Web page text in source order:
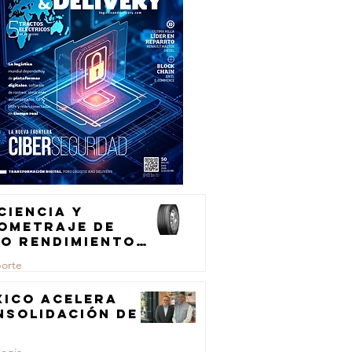
y
de
rendimiento
de
acelera
de